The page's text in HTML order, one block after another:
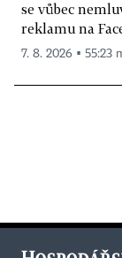
se vůbec
reklamu na
7. 8. 2026 ▪ 55:23